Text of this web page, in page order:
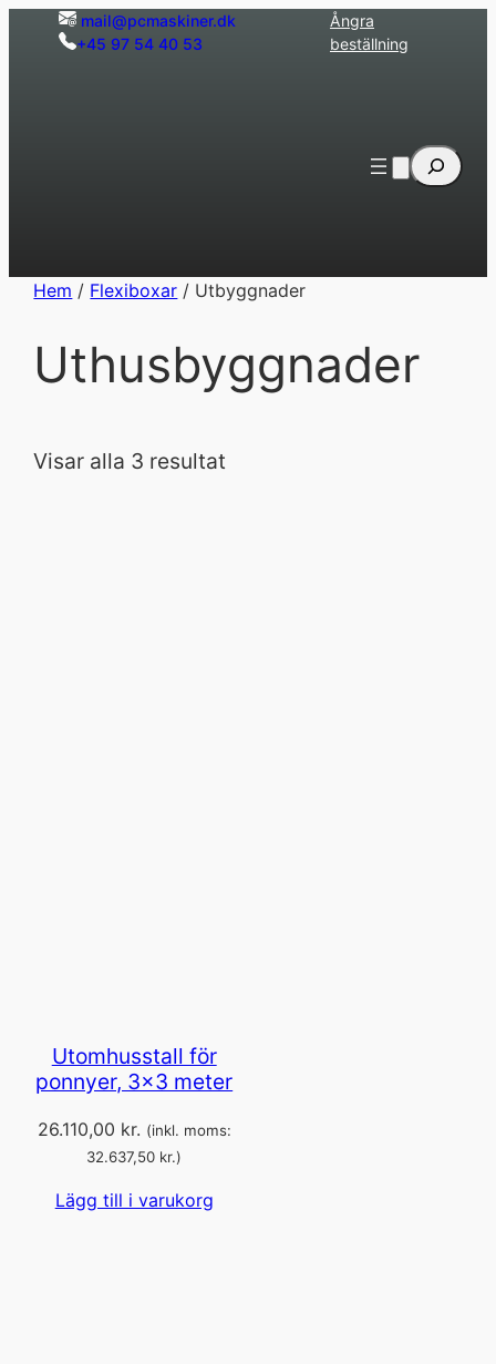
Hoppa mail@pcmaskiner.dk
+45 97 54 40 53
Ångra
beställning
Sök
Hem / Flexiboxar / Utbyggnader
Uthusbyggnader
Visar alla 3 resultat
Utomhusstall för
ponnyer, 3×3 meter
26.110,00 kr. (inkl. moms:
32.637,50 kr.)
Lägg till i varukorg